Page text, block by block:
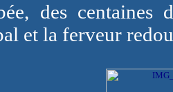
des centaines
et la ferveur